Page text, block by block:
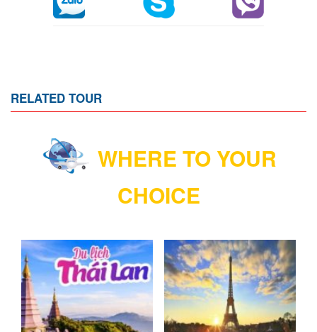
RELATED TOUR
WHERE TO YOUR
CHOICE